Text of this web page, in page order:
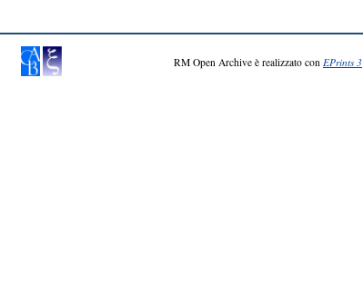
RM Open Archive è realizzato con EPrints 3